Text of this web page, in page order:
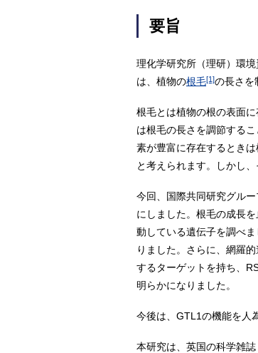
要旨
理化学研究所（理研）環
は、植物の根毛[1]の長さを
根毛とは植物の根の表面
は根毛の長さを調節する
素が豊富に存在するとき
と考えられます。しかし
今回、国際共同研究グル
にしました。根毛の成長
動している遺伝子を調べま
りました。さらに、網羅
するターゲットを持ち、
明らかになりました。
今後は、GTL1の機能を人
本研究は、英国の科学雑誌